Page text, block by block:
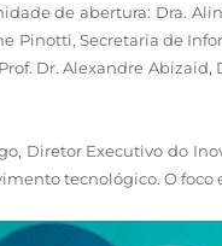
de abertura: Dra.
Pinotti, Secretaria de
Dr. Alexandre
Diretor Executivo do
tecnológico. O